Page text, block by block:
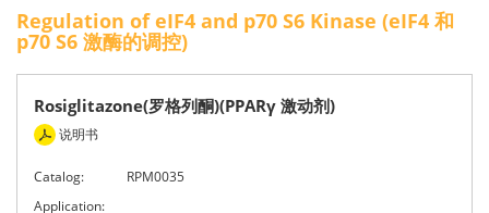
Regulation of eIF4 and p70 S6 Kinase (eIF4 和
p70 S6 激酶的调控)
Rosiglitazone(罗格列酮)(PPARγ 激动剂)
说明书
Catalog:
RPM0035
Application: